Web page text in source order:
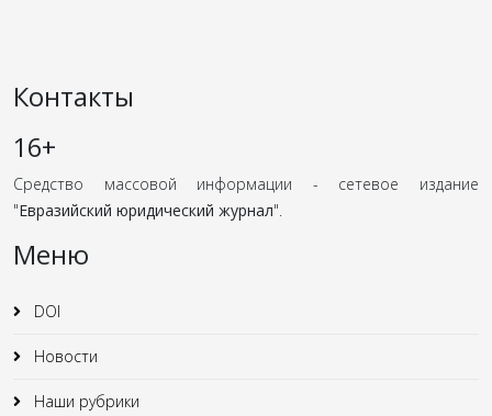
Контакты
16+
Средство массовой информации - сетевое издание
"Евразийский юридический журнал".
Меню
DOI
Новости
Наши рубрики